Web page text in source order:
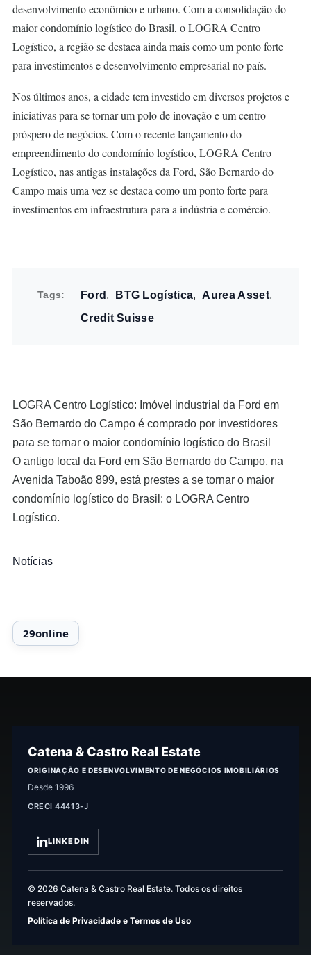
desenvolvimento econômico e urbano. Com a consolidação do
maior condomínio logístico do Brasil, o LOGRA Centro
Logístico, a região se destaca ainda mais como um ponto forte
para investimentos e desenvolvimento empresarial no país.
Nos últimos anos, a cidade tem investido em diversos projetos e
iniciativas para se tornar um polo de inovação e um centro
próspero de negócios. Com o recente lançamento do
empreendimento do condomínio logístico, LOGRA Centro
Logístico, nas antigas instalações da Ford, São Bernardo do
Campo mais uma vez se destaca como um ponto forte para
investimentos em infraestrutura para a indústria e comércio.
Tags Ford BTG Logística
Aurea Asset
Credit Suisse
LOGRA Centro Logístico: Imóvel industrial da Ford em
São Bernardo do Campo é comprado por investidores
para se tornar o maior condomínio logístico do Brasil
O antigo local da Ford em São Bernardo do Campo, na
Avenida Taboão 899, está prestes a se tornar o maior
condomínio logístico do Brasil: o LOGRA Centro
Logístico.
Notícias
Catena & Castro Real Estate
ORIGINAÇÃO E DESENVOLVIMENTO DE NEGÓCIOS IMOBILIÁRIOS
Desde 1996
CRECI 44413-J
LINKEDIN
© 2026 Catena & Castro Real Estate. Todos os direitos
reservados.
Política de Privacidade e Termos de Uso